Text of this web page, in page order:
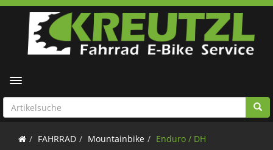
Toggle navigation
FAHRRAD Mountainbike Enduro / DH